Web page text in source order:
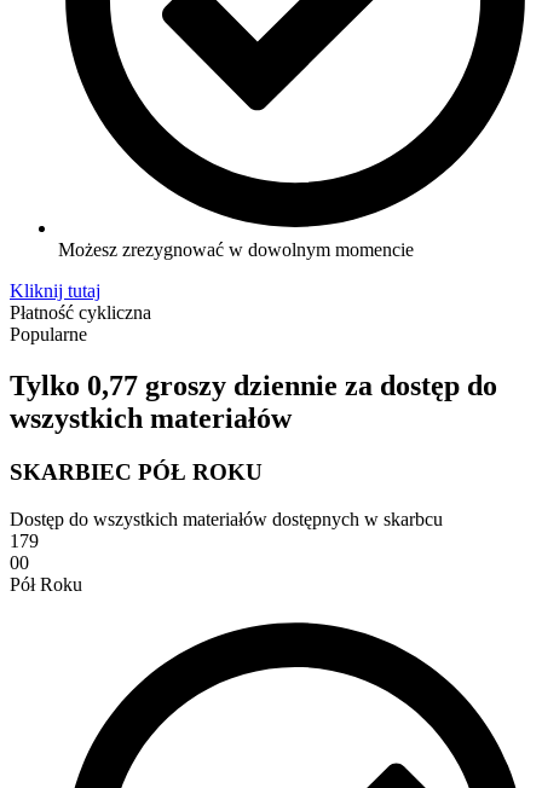
Możesz zrezygnować w dowolnym momencie
Kliknij tutaj
Płatność cykliczna
Popularne
Tylko 0,77 groszy dziennie za dostęp do
wszystkich materiałów
SKARBIEC PÓŁ ROKU
Dostęp do wszystkich materiałów dostępnych w skarbcu
179
00
Pół Roku